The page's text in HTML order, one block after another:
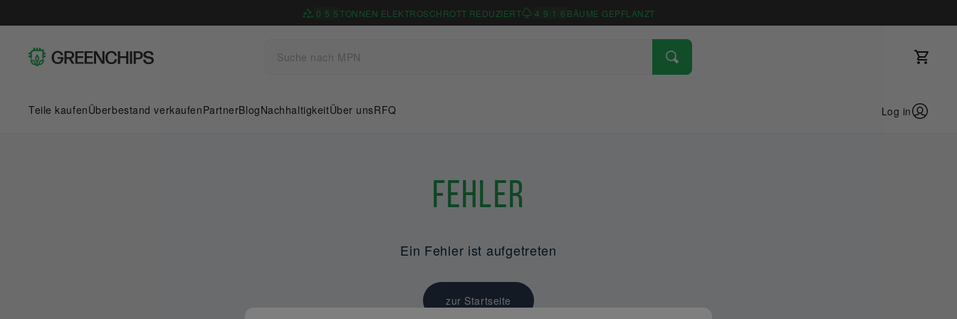
0 5 5 TONNEN ELEKTROSCHROTT REDUZIERT 4 9 1 6 BÄUME GEPFLANZT
Teile kaufenÜberbestand verkaufenPartnerBlogNachhaltigkeitÜber unsRFQ Log in
Fehler
Ein Fehler ist aufgetreten
zur Startseite